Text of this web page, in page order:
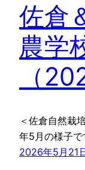
佐倉
農学
（
＜佐倉自然栽
年5月の様子で
2026年5月21